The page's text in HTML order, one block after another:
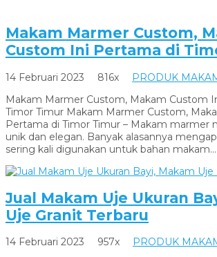
Makam Marmer Custom,
Custom Ini Pertama di
14 Februari 2023 816x
PRODUK
Makam Marmer Custom, Makam Custom
Timor Timur Makam Marmer Custom,
Pertama di Timor Timur – Makam marmer
unik dan elegan. Banyak alasannya
sering kali digunakan untuk bahan makam...
Jual Makam Uje Ukuran
Uje Granit Terbaru
14 Februari 2023 957x
PRODUK